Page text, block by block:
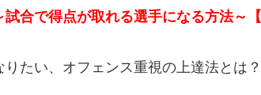
合で得点が取れる選手になる方法～
たい、オフェンス重視の上達法とは？